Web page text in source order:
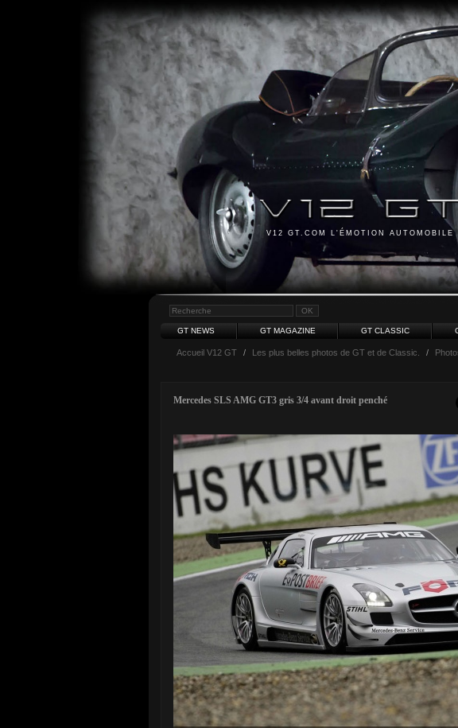
V12 GT.COM L'ÉMOTION AUTOMOBILE
GT NEWS GT MAGAZINE GT CLASSIC
Accueil V12 GT / Les plus belles photos de GT et de Classic. /
Mercedes SLS AMG GT3 gris 3/4 avant droit penché